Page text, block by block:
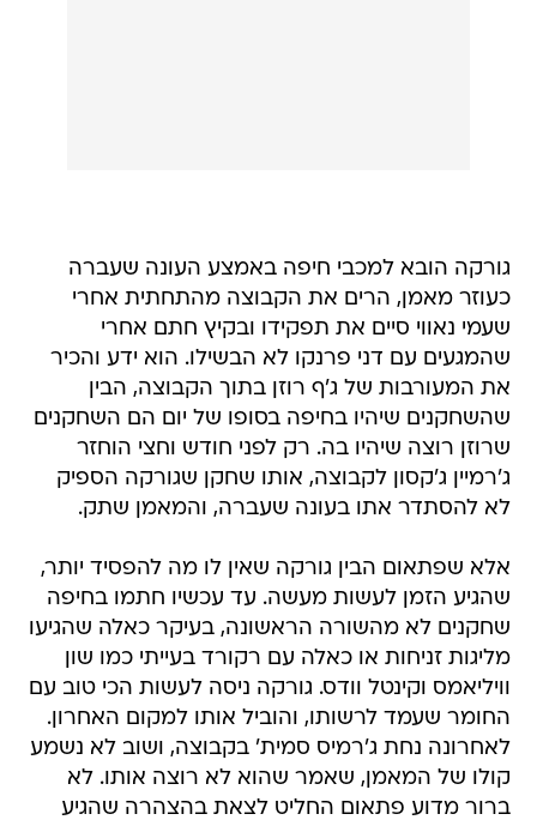
גורקה הובא למכבי חיפה באמצע העונה שעברה
כעוזר מאמן, הרים את הקבוצה מהתחתית אחרי
שעמי נאווי סיים את תפקידו ובקיץ חתם אחרי
שהמגעים עם דני פרנקו לא הבשילו. הוא ידע והכיר
את המעורבות של ג'ף רוזן בתוך הקבוצה, הבין
שהשחקנים שיהיו בחיפה בסופו של יום הם השחקנים
שרוזן רוצה שיהיו בה. רק לפני חודש וחצי הוחזר
ג'רמיין ג'קסון לקבוצה, אותו שחקן שגורקה הספיק
לא להסתדר אתו בעונה שעברה, והמאמן שתק.
אלא שפתאום הבין גורקה שאין לו מה להפסיד יותר,
שהגיע הזמן לעשות מעשה. עד עכשיו חתמו בחיפה
שחקנים לא מהשורה הראשונה, בעיקר כאלה שהגיעו
מליגות זניחות או כאלה עם רקורד בעייתי כמו שון
וויליאמס וקינטל וודס. גורקה ניסה לעשות הכי טוב עם
החומר שעמד לרשותו, והוביל אותו למקום האחרון.
לאחרונה נחת ג'רמיס סמית' בקבוצה, ושוב לא נשמע
קולו של המאמן, שאמר שהוא לא רוצה אותו. לא
ברור מדוע פתאום החליט לצאת בהצהרה שהגיע